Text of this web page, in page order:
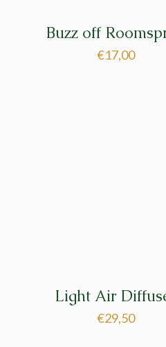
Buzz off
€17,00
Light Air
€29,50